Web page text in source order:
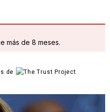
más de 8 meses.
de